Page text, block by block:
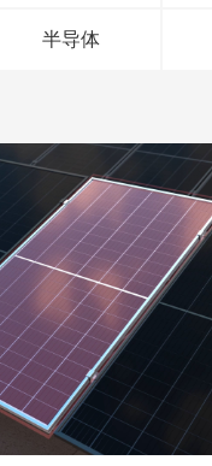
半导体